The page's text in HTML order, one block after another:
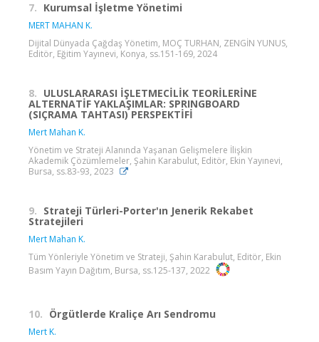
7. Kurumsal İşletme Yönetimi
MERT MAHAN K.
Dijital Dünyada Çağdaş Yönetim, MOÇ TURHAN, ZENGİN YUNUS,
Editör, Eğitim Yayınevi, Konya, ss.151-169, 2024
8. ULUSLARARASI İŞLETMECİLİK TEORİLERİNE
ALTERNATİF YAKLAŞIMLAR: SPRINGBOARD
(SIÇRAMA TAHTASI) PERSPEKTİFİ
Mert Mahan K.
Yönetim ve Strateji Alanında Yaşanan Gelişmelere İlişkin
Akademik Çözümlemeler, Şahin Karabulut, Editör, Ekin Yayınevi,
Bursa, ss.83-93, 2023
9. Strateji Türleri-Porter'ın Jenerik Rekabet
Stratejileri
Mert Mahan K.
Tüm Yönleriyle Yönetim ve Strateji, Şahin Karabulut, Editör, Ekin
Basım Yayın Dağıtım, Bursa, ss.125-137, 2022
10. Örgütlerde Kraliçe Arı Sendromu
Mert K.